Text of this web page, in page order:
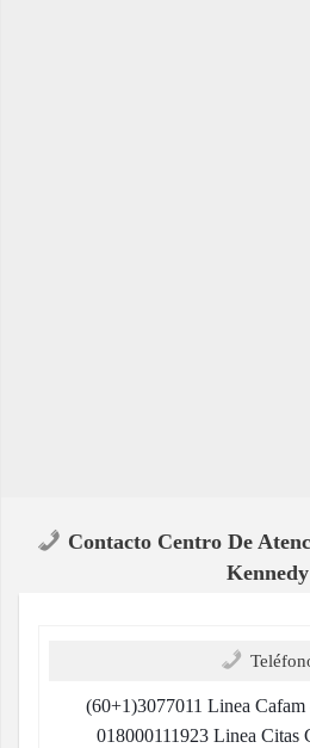
Contacto Centro De
Kennedy
(60+1)3077011 Linea
018000111923 Linea Citas